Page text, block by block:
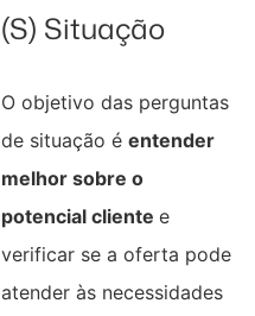
(S) Situação
O objetivo das perguntas
de situação é entender
melhor sobre o
potencial cliente e
verificar se a oferta pode
atender às necessidades